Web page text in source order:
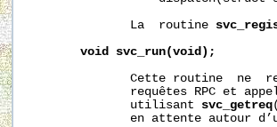
              La  routine
void
svc_run(void);
Cette routine  ne
requêtes RPC et
              utilisant
svc_getreq
en attente autour